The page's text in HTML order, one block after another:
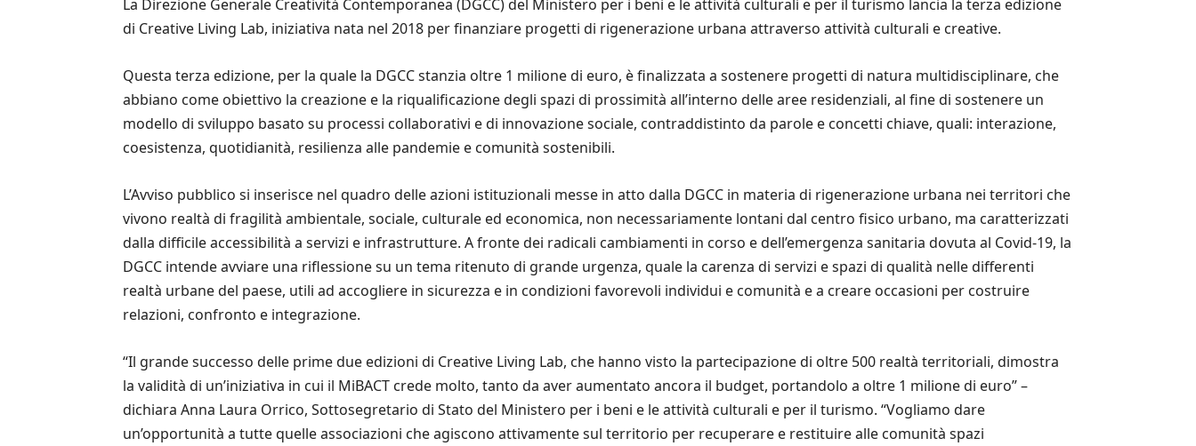
La Direzione Generale Creatività Contemporanea (DGCC) del Ministero per i beni e le attività culturali e per il turismo lancia la terza edizione
di Creative Living Lab, iniziativa nata nel 2018 per finanziare progetti di rigenerazione urbana attraverso attività culturali e creative.
Questa terza edizione, per la quale la DGCC stanzia oltre 1 milione di euro, è finalizzata a sostenere progetti di natura multidisciplinare, che
abbiano come obiettivo la creazione e la riqualificazione degli spazi di prossimità all’interno delle aree residenziali, al fine di sostenere un
modello di sviluppo basato su processi collaborativi e di innovazione sociale, contraddistinto da parole e concetti chiave, quali: interazione,
coesistenza, quotidianità, resilienza alle pandemie e comunità sostenibili.
L’Avviso pubblico si inserisce nel quadro delle azioni istituzionali messe in atto dalla DGCC in materia di rigenerazione urbana nei territori che
vivono realtà di fragilità ambientale, sociale, culturale ed economica, non necessariamente lontani dal centro fisico urbano, ma caratterizzati
dalla difficile accessibilità a servizi e infrastrutture. A fronte dei radicali cambiamenti in corso e dell’emergenza sanitaria dovuta al Covid-19, la
DGCC intende avviare una riflessione su un tema ritenuto di grande urgenza, quale la carenza di servizi e spazi di qualità nelle differenti
realtà urbane del paese, utili ad accogliere in sicurezza e in condizioni favorevoli individui e comunità e a creare occasioni per costruire
relazioni, confronto e integrazione.
“Il grande successo delle prime due edizioni di Creative Living Lab, che hanno visto la partecipazione di oltre 500 realtà territoriali, dimostra
la validità di un’iniziativa in cui il MiBACT crede molto, tanto da aver aumentato ancora il budget, portandolo a oltre 1 milione di euro” –
dichiara Anna Laura Orrico, Sottosegretario di Stato del Ministero per i beni e le attività culturali e per il turismo. “Vogliamo dare
un’opportunità a tutte quelle associazioni che agiscono attivamente sul territorio per recuperare e restituire alle comunità spazi